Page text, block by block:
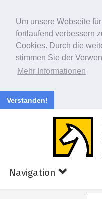
Um unsere Webseite
fortlaufend verbessern
Cookies. Durch die
stimmen Sie der
Mehr Informationen
Verstanden!
Navigation